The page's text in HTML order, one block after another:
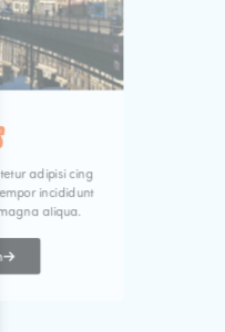
adipisi cing
incididunt
aliqua.